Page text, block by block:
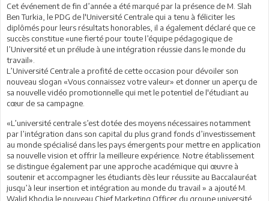
Cet événement de fin d’année a été marqué par la présence de M. Slah
Ben Turkia, le PDG de l'Université Centrale qui a tenu à féliciter les
diplômés pour leurs résultats honorables, il a également déclaré que ce
succès constitue «une fierté pour toute l’équipe pédagogique de
l’Université et un prélude à une intégration réussie dans le monde du
travail».
L’Université Centrale a profité de cette occasion pour dévoiler son
nouveau slogan «Vous connaissez votre valeur» et donner un aperçu de
sa nouvelle vidéo promotionnelle qui met le potentiel de l'étudiant au
cœur de sa campagne.
«L’université centrale s’est dotée des moyens nécessaires notamment
par l’intégration dans son capital du plus grand fonds d’investissement
au monde spécialisé dans les pays émergents pour mettre en application
sa nouvelle vision et offrir la meilleure expérience. Notre établissement
se distingue également par une approche académique qui œuvre à
soutenir et accompagner les étudiants dès leur réussite au Baccalauréat
jusqu’à leur insertion et intégration au monde du travail » a ajouté M.
Walid Khodja le nouveau Chief Marketing Officer du groupe université